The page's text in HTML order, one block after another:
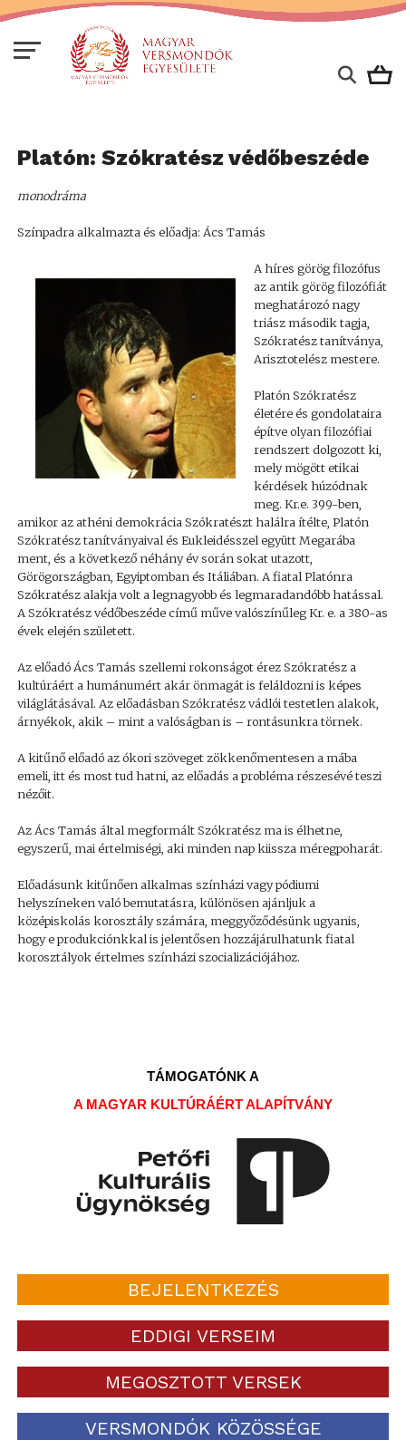
Platón: Szókratész védőbeszéde
monodráma
Színpadra alkalmazta és előadja: Ács Tamás
A híres görög filozófus
az antik görög filozófiát
meghatározó nagy
triász második tagja,
Szókratész tanítványa,
Arisztotelész mestere.
Platón Szókratész
életére és gondolataira
építve olyan filozófiai
rendszert dolgozott ki,
mely mögött etikai
kérdések húzódnak
meg. Kr.e. 399-ben,
amikor az athéni demokrácia Szókratészt halálra ítélte, Platón
Szókratész tanítványaival és Eukleidésszel együtt Megarába
ment, és a következő néhány év során sokat utazott,
Görögországban, Egyiptomban és Itáliában. A fiatal Platónra
Szókratész alakja volt a legnagyobb és legmaradandóbb hatással.
A Szókratész védőbeszéde című műve valószínűleg Kr. e. a 380-as
évek elején született.
Az előadó Ács Tamás szellemi rokonságot érez Szókratész a
kultúráért a humánumért akár önmagát is feláldozni is képes
világlátásával. Az előadásban Szókratész vádlói testetlen alakok,
árnyékok, akik – mint a valóságban is – rontásunkra törnek.
A kitűnő előadó az ókori szöveget zökkenőmentesen a mába
emeli, itt és most tud hatni, az előadás a probléma részesévé teszi
nézőit.
Az Ács Tamás által megformált Szókratész ma is élhetne,
egyszerű, mai értelmiségi, aki minden nap kiissza méregpoharát.
Előadásunk kitűnően alkalmas színházi vagy pódiumi
helyszíneken való bemutatásra, különösen ajánljuk a
középiskolás korosztály számára, meggyőződésünk ugyanis,
hogy e produkciónkkal is jelentősen hozzájárulhatunk fiatal
korosztályok értelmes színházi szocializációjához.
TÁMOGATÓNK A
A MAGYAR KULTÚRÁÉRT ALAPÍTVÁNY
BEJELENTKEZÉS
EDDIGI VERSEIM
MEGOSZTOTT VERSEK
VERSMONDÓK KÖZÖSSÉGE